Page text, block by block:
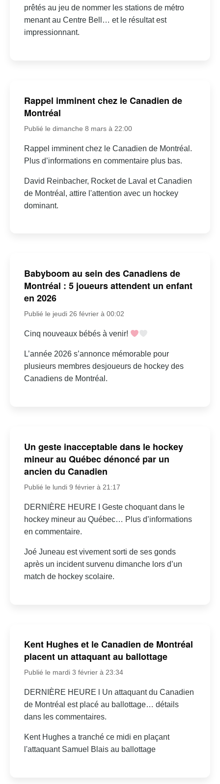
prêtés au jeu de nommer les stations de métro
menant au Centre Bell… et le résultat est
impressionnant.
Rappel imminent chez le Canadien de
Montréal
Publié le dimanche 8 mars à 22:00
Rappel imminent chez le Canadien de Montréal.
Plus d’informations en commentaire plus bas.
David Reinbacher, Rocket de Laval et Canadien
de Montréal, attire l'attention avec un hockey
dominant.
Babyboom au sein des Canadiens de
Montréal : 5 joueurs attendent un enfant
en 2026
Publié le jeudi 26 février à 00:02
Cinq nouveaux bébés à venir!
L’année 2026 s’annonce mémorable pour
plusieurs membres desjoueurs de hockey des
Canadiens de Montréal.
Un geste inacceptable dans le hockey
mineur au Québec dénoncé par un
ancien du Canadien
Publié le lundi 9 février à 21:17
DERNIÈRE HEURE I Geste choquant dans le
hockey mineur au Québec… Plus d’informations
en commentaire.
Joé Juneau est vivement sorti de ses gonds
après un incident survenu dimanche lors d’un
match de hockey scolaire.
Kent Hughes et le Canadien de Montréal
placent un attaquant au ballottage
Publié le mardi 3 février à 23:34
DERNIÈRE HEURE l Un attaquant du Canadien
de Montréal est placé au ballottage… détails
dans les commentaires.
Kent Hughes a tranché ce midi en plaçant
l'attaquant Samuel Blais au ballottage